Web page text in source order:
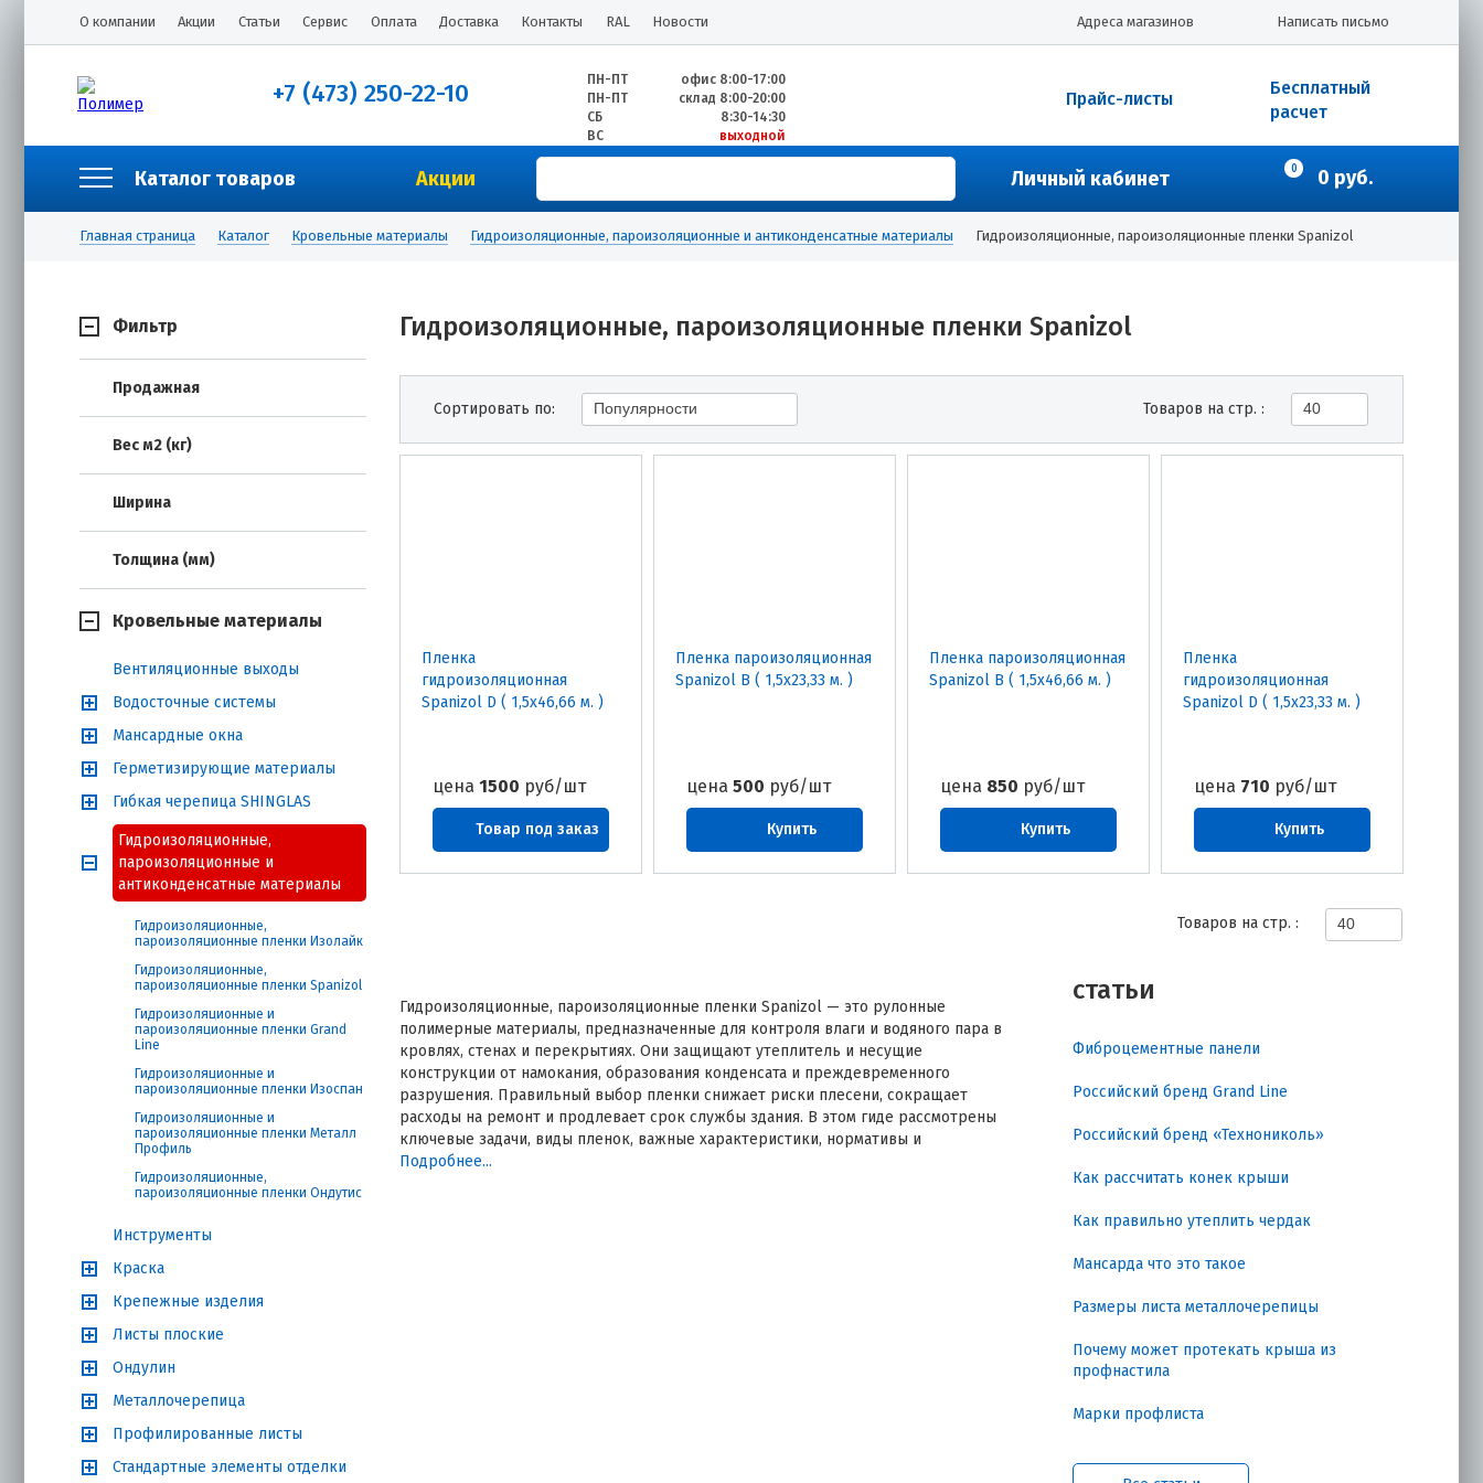
О компании Акции Статьи Сервис Оплата Доставка Контакты RAL Новости Написать письмо
Адреса магазинов
+7 (473) 250-22-10 ПН-ПТ
офис 8:00-17:00
ПН-ПТ
склад 8:00-20:00
СБ
8:30-14:30
ВС
выходной
Бесплатный
расчет
Прайс-листы
Каталог товаров Акции Личный кабинет 0 0 руб.
Главная страница Каталог Кровельные материалы Гидроизоляционные, пароизоляционные и антиконденсатные материалы Гидроизоляционные, пароизоляционные пленки Spanizol
Фильтр
Продажная
Вес м2 (кг)
Ширина
Толщина (мм)
Кровельные материалы
Вентиляционные выходы
Водосточные системы
Мансардные окна
Герметизирующие материалы
Гибкая черепица SHINGLAS
Гидроизоляционные,
пароизоляционные и
антиконденсатные материалы
Гидроизоляционные,
пароизоляционные пленки Изолайк
Гидроизоляционные,
пароизоляционные пленки Spanizol
Гидроизоляционные и
пароизоляционные пленки Grand
Line
Гидроизоляционные и
пароизоляционные пленки Изоспан
Гидроизоляционные и
пароизоляционные пленки Металл
Профиль
Гидроизоляционные,
пароизоляционные пленки Ондутис
Инструменты
Краска
Крепежные изделия
Листы плоские
Ондулин
Металлочерепица
Профилированные листы
Стандартные элементы отделки
Гидроизоляционные, пароизоляционные пленки Spanizol
Сортировать по: Популярности Товаров на стр. : 40
Пленка
гидроизоляционная
Spanizol D ( 1,5х46,66 м. )
цена 1500 руб/шт
Товар под заказ
Пленка пароизоляционная
Spanizol B ( 1,5х23,33 м. )
цена 500 руб/шт
Купить
Пленка пароизоляционная
Spanizol B ( 1,5х46,66 м. )
цена 850 руб/шт
Купить
Пленка
гидроизоляционная
Spanizol D ( 1,5х23,33 м. )
цена 710 руб/шт
Купить
Товаров на стр. : 40
Гидроизоляционные, пароизоляционные пленки Spanizol — это рулонные
полимерные материалы, предназначенные для контроля влаги и водяного пара в
кровлях, стенах и перекрытиях. Они защищают утеплитель и несущие
конструкции от намокания, образования конденсата и преждевременного
разрушения. Правильный выбор пленки снижает риски плесени, сокращает
расходы на ремонт и продлевает срок службы здания. В этом гиде рассмотрены
ключевые задачи, виды пленок, важные характеристики, нормативы и
рекомендации по выбору и монтажу.
Подробнее...
статьи
Фиброцементные панели
Российский бренд Grand Line
Российский бренд «Технониколь»
Как рассчитать конек крыши
Как правильно утеплить чердак
Мансарда что это такое
Размеры листа металлочерепицы
Почему может протекать крыша из
профнастила
Марки профлиста